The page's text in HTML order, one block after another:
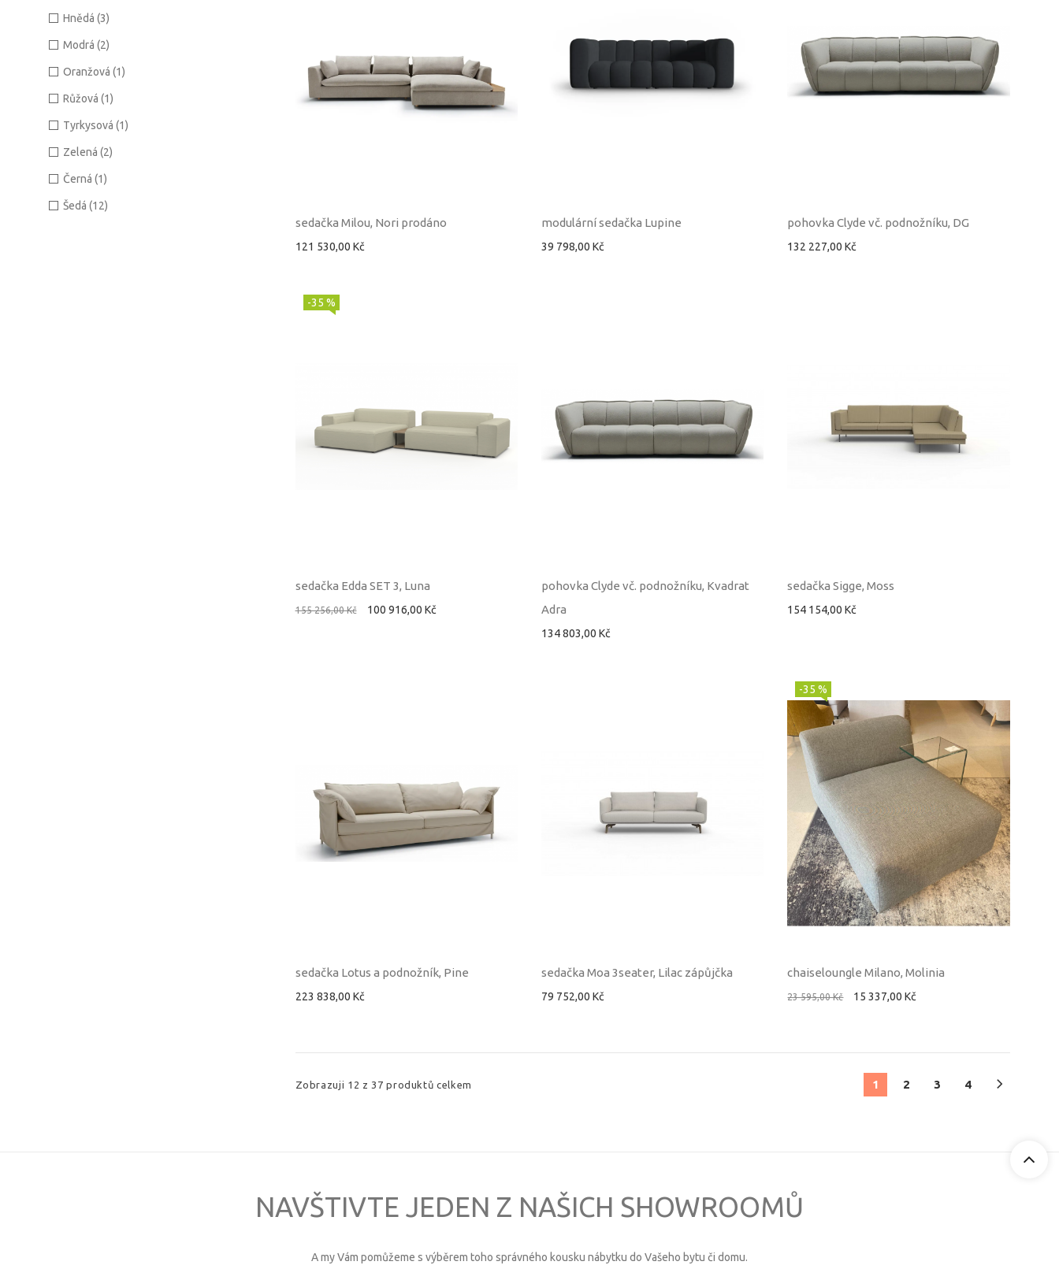
Hnědá (3)
Modrá (2)
Oranžová (1)
Růžová (1)
Tyrkysová (1)
Zelená (2)
Černá (1)
Šedá (12)
sedačka Milou, Nori prodáno
121 530,00 Kč
modulární sedačka Lupine
39 798,00 Kč
pohovka Clyde vč. podnožníku, DG
132 227,00 Kč
-35 %
sedačka Edda SET 3, Luna
155 256,00 Kč 100 916,00 Kč
pohovka Clyde vč. podnožníku, Kvadrat
Adra
134 803,00 Kč
sedačka Sigge, Moss
154 154,00 Kč
sedačka Lotus a podnožník, Pine
223 838,00 Kč
sedačka Moa 3seater, Lilac zápůjčka
79 752,00 Kč
-35 %
chaiseloungle Milano, Molinia
23 595,00 Kč 15 337,00 Kč
Zobrazuji 12 z 37 produktů celkem 1 2 3 4
NAVŠTIVTE JEDEN Z NAŠICH SHOWROOMŮ
A my Vám pomůžeme s výběrem toho správného kousku nábytku do Vašeho bytu či domu.